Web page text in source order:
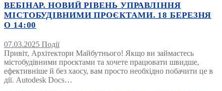
ВЕБІНАР. НОВИЙ РІВЕНЬ УПРАВЛІННЯ
МІСТОБУДІВНИМИ ПРОЄКТАМИ. 18 БЕРЕЗНЯ
О 14:00
07.03.2025 Події
Привіт, Архітектори Майбутнього! Якщо ви займаєтесь
містобудівними проєктами та хочете працювати швидше,
ефективніше й без хаосу, вам просто необхідно побачити це в
дії. Autodesk Docs…